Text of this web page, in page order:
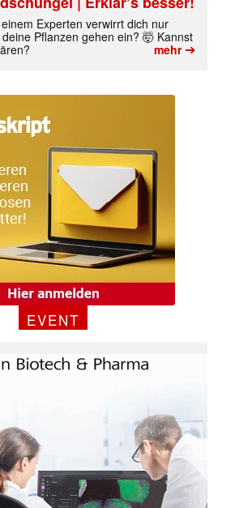
Experten verwirrt dich nur
Pflanzen gehen ein? 🤯 Kannst
mehr➔
EVENT